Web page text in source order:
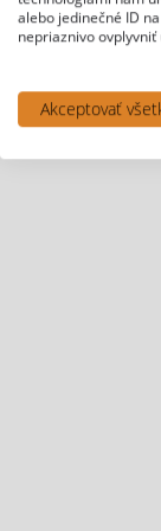
alebo jedinečné ID
nepriaznivo
Akceptovať